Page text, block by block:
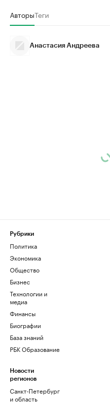
АвторыТеги
Анастасия Андреева
Рубрики
Политика
Экономика
Общество
Бизнес
Технологии и
медиа
Финансы
Биографии
База знаний
РБК Образование
Новости
регионов
Санкт-Петербург
и область